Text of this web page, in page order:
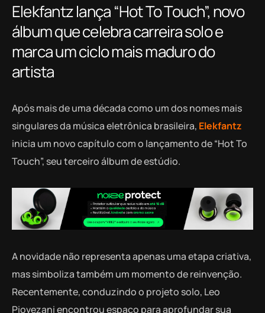
Elekfantz lança “Hot To Touch”, novo
álbum que celebra carreira solo e
marca um ciclo mais maduro do
artista
Após mais de uma década como um dos nomes mais
singulares da música eletrônica brasileira, Elekfantz
inicia um novo capítulo com o lançamento de “Hot To
Touch”, seu terceiro álbum de estúdio.
A novidade não representa apenas uma etapa criativa,
mas simboliza também um momento de reinvenção.
Recentemente, conduzindo o projeto solo, Leo
Piovezani encontrou espaço para aprofundar sua